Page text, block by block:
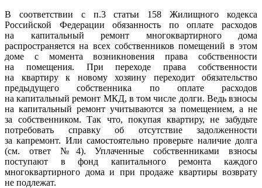
В соответствии с п.3 статьи 158 Жилищного кодекса
Российской Федерации обязанность по оплате расходов
на капитальный ремонт многоквартирного дома
распространяется на всех собственников помещений в этом
доме с момента возникновения права собственности
на помещения. При переходе права собственности
на квартиру к новому хозяину переходит обязательство
предыдущего собственника по оплате расходов
на капитальный ремонт МКД, в том числе долги. Ведь взносы
на капитальный ремонт учитываются за помещением, а не
за собственником. Так что, покупая квартиру, не забудьте
потребовать справку об отсутствие задолженности
за капремонт. Или самостоятельно проверьте наличие долга
(см. ответ №4). Уплаченные собственниками взносы
поступают в фонд капитального ремонта каждого
многоквартирного дома и при продаже квартиры возврату
не подлежат.